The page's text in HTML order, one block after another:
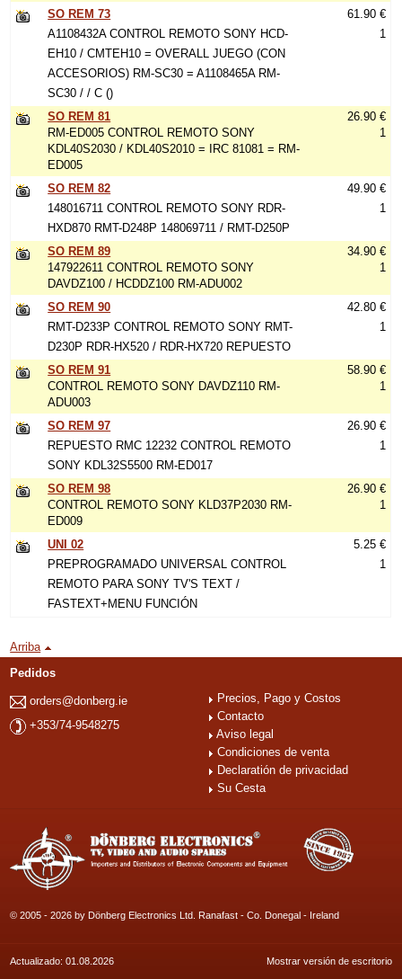
SO REM 73
A1108432A CONTROL REMOTO SONY HCD-
EH10 / CMTEH10 = OVERALL JUEGO (CON
ACCESORIOS) RM-SC30 = A1108465A RM-
SC30 / / C ()
61.90 €
1
SO REM 81
RM-ED005 CONTROL REMOTO SONY
KDL40S2030 / KDL40S2010 = IRC 81081 = RM-
ED005
26.90 €
1
SO REM 82
148016711 CONTROL REMOTO SONY RDR-
HXD870 RMT-D248P 148069711 / RMT-D250P
49.90 €
1
SO REM 89
147922611 CONTROL REMOTO SONY
DAVDZ100 / HCDDZ100 RM-ADU002
34.90 €
1
SO REM 90
RMT-D233P CONTROL REMOTO SONY RMT-
D230P RDR-HX520 / RDR-HX720 REPUESTO
42.80 €
1
SO REM 91
CONTROL REMOTO SONY DAVDZ110 RM-
ADU003
58.90 €
1
SO REM 97
REPUESTO RMC 12232 CONTROL REMOTO
SONY KDL32S5500 RM-ED017
26.90 €
1
SO REM 98
CONTROL REMOTO SONY KLD37P2030 RM-
ED009
26.90 €
1
UNI 02
PREPROGRAMADO UNIVERSAL CONTROL
REMOTO PARA SONY TV'S TEXT /
FASTEXT+MENU FUNCIÓN
5.25 €
1
Arriba
Pedidos
orders@donberg.ie
+353/74-9548275
Precios, Pago y Costos
Contacto
Aviso legal
Condiciones de venta
Declaratión de privacidad
Su Cesta
© 2005 - 2026 by Dönberg Electronics Ltd. Ranafast - Co. Donegal - Ireland
Actualizado: 01.08.2026 Mostrar versión de escritorio